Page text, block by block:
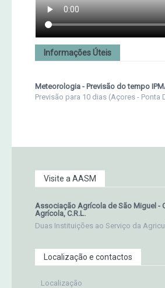
Informações Úteis
Meteorologia - Previsão do tempo
Previsão para 10 dias (Açores - Ponta
Visite a AASM
Associação Agrícola de São Miguel -
Agrícola, C.R.L.
Duas Instituições ao Serviço da
Localização e contactos
Localização